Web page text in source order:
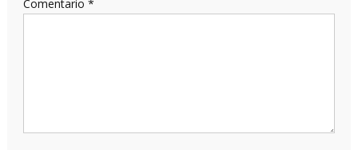
Comentario *